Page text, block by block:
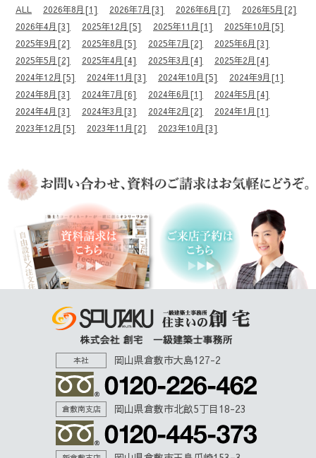
ALL 2026年8月[1] 2026年7月[3] 2026年6月[7]
2026年5月[2]
2026年4月[3]
2025年12月[5] 2025年11月[1]
2025年10月[5]
2025年9月[2]
2025年8月[5] 2025年7月[2]
2025年6月[3]
2025年5月[2]
2025年4月[4] 2025年3月[4]
2025年2月[4]
2024年12月[5]
2024年11月[3] 2024年10月[5]
2024年9月[1]
2024年8月[3]
2024年7月[6] 2024年6月[1]
2024年5月[4]
2024年4月[3]
2024年3月[3] 2024年2月[2]
2024年1月[1]
2023年12月[5]
2023年11月[2] 2023年10月[3]
本社 岡山県倉敷市大島127-2
倉敷南支店 岡山県倉敷市北畝5丁目18-23